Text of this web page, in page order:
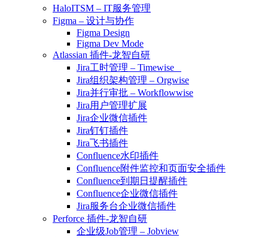
HaloITSM – IT服务管理
Figma – 设计与协作
Figma Design
Figma Dev Mode
Atlassian 插件-龙智自研
Jira工时管理 – Timewise
Jira组织架构管理 – Orgwise
Jira并行审批 – Workflowwise
Jira用户管理扩展
Jira企业微信插件
Jira钉钉插件
Jira飞书插件
Confluence水印插件
Confluence附件监控和页面安全插件
Confluence到期日提醒插件
Confluence企业微信插件
Jira服务台企业微信插件
Perforce 插件-龙智自研
企业级Job管理 – Jobview